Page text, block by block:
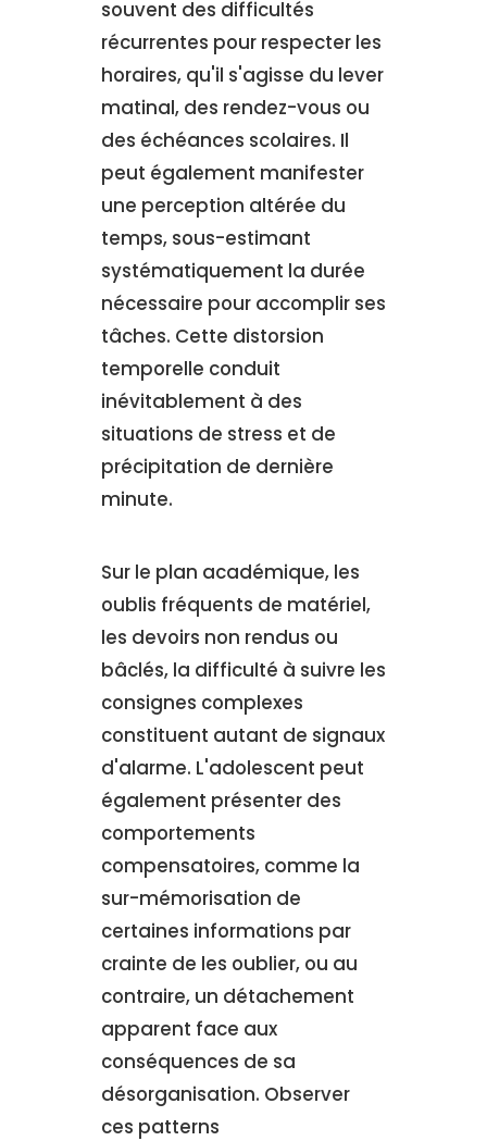
souvent des difficultés
récurrentes pour respecter les
horaires, qu'il s'agisse du lever
matinal, des rendez-vous ou
des échéances scolaires. Il
peut également manifester
une perception altérée du
temps, sous-estimant
systématiquement la durée
nécessaire pour accomplir ses
tâches. Cette distorsion
temporelle conduit
inévitablement à des
situations de stress et de
précipitation de dernière
minute.
Sur le plan académique, les
oublis fréquents de matériel,
les devoirs non rendus ou
bâclés, la difficulté à suivre les
consignes complexes
constituent autant de signaux
d'alarme. L'adolescent peut
également présenter des
comportements
compensatoires, comme la
sur-mémorisation de
certaines informations par
crainte de les oublier, ou au
contraire, un détachement
apparent face aux
conséquences de sa
désorganisation. Observer
ces patterns